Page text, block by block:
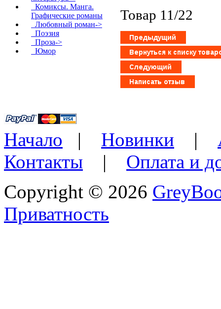
Комиксы. Манга.
Графические романы
Любовный роман->
Поэзия
Проза->
Юмор
Товар 11/22
Начало | Новинки |
Контакты | Оплата и
Copyright © 2026
Приватность